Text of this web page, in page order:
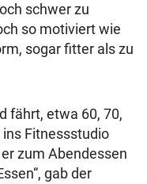
schwer zu
so motiviert wie
sogar fitter als zu
fährt, etwa 60, 70,
ins Fitnessstudio
zum Abendessen
gab der